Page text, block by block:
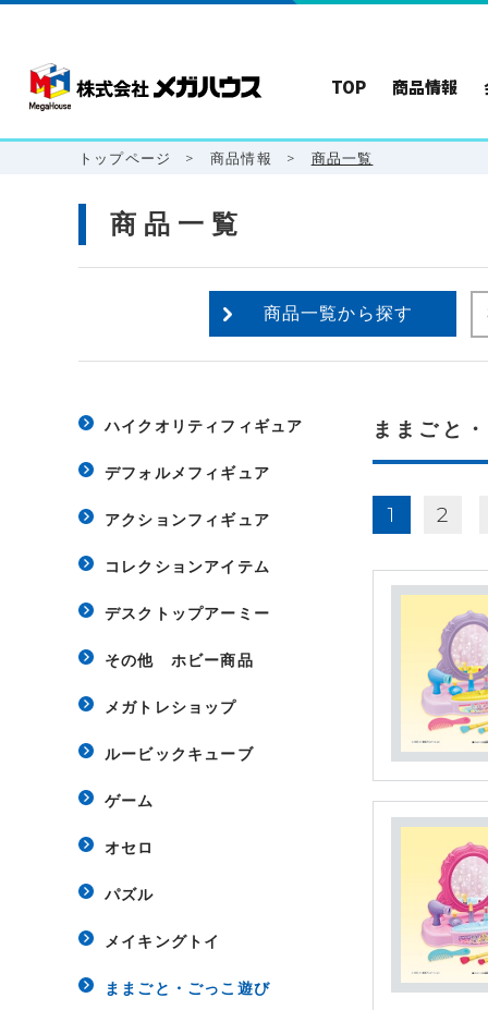
TOP 商品情報
トップページ > 商品情報 > 商品一覧
商品一覧
商品一覧から探す
ハイクオリティフィギュア
デフォルメフィギュア
アクションフィギュア
コレクションアイテム
デスクトップアーミー
その他 ホビー商品
メガトレショップ
ルービックキューブ
ゲーム
オセロ
パズル
メイキングトイ
ままごと・ごっこ遊び
ままごと
1 2